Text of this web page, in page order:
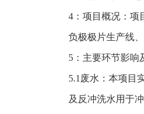
4：项目概况：项
负极极片生产线
5：主要环节影响
5.1废水：本项目
及反冲洗水用于